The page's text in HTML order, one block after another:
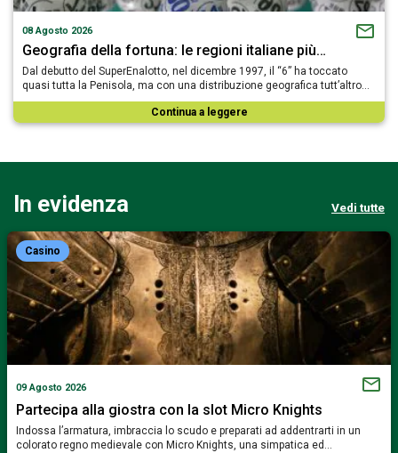
08 Agosto 2026
Geografia della fortuna: le regioni italiane più…
Dal debutto del SuperEnalotto, nel dicembre 1997, il “6” ha toccato
quasi tutta la Penisola, ma con una distribuzione geografica tutt’altro…
Continua a leggere
In evidenza Vedi tutte
Casino
09 Agosto 2026
Partecipa alla giostra con la slot Micro Knights
Indossa l’armatura, imbraccia lo scudo e preparati ad addentrarti in un
colorato regno medievale con Micro Knights, una simpatica ed…